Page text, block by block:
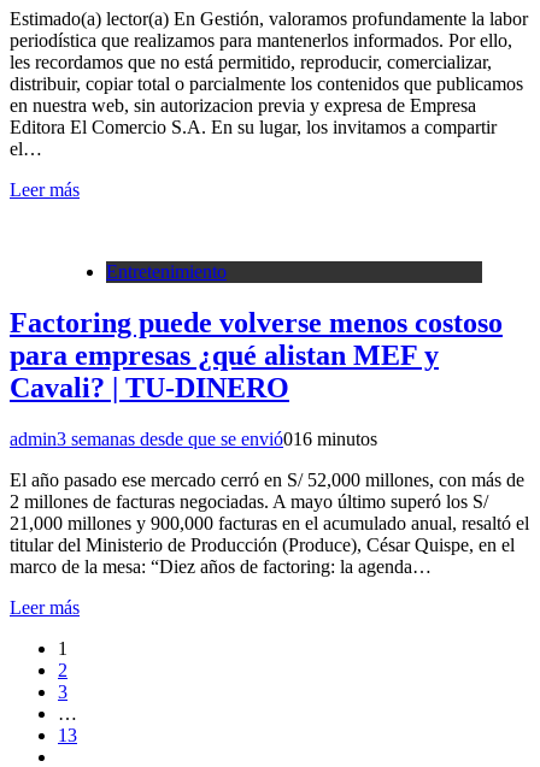
Estimado(a) lector(a) En Gestión, valoramos profundamente la labor
periodística que realizamos para mantenerlos informados. Por ello,
les recordamos que no está permitido, reproducir, comercializar,
distribuir, copiar total o parcialmente los contenidos que publicamos
en nuestra web, sin autorizacion previa y expresa de Empresa
Editora El Comercio S.A. En su lugar, los invitamos a compartir
el…
Leer más
Entretenimiento
Factoring puede volverse menos costoso
para empresas ¿qué alistan MEF y
Cavali? | TU-DINERO
admin3 semanas desde que se envió016 minutos
El año pasado ese mercado cerró en S/ 52,000 millones, con más de
2 millones de facturas negociadas. A mayo último superó los S/
21,000 millones y 900,000 facturas en el acumulado anual, resaltó el
titular del Ministerio de Producción (Produce), César Quispe, en el
marco de la mesa: “Diez años de factoring: la agenda…
Leer más
1
2
3
…
13